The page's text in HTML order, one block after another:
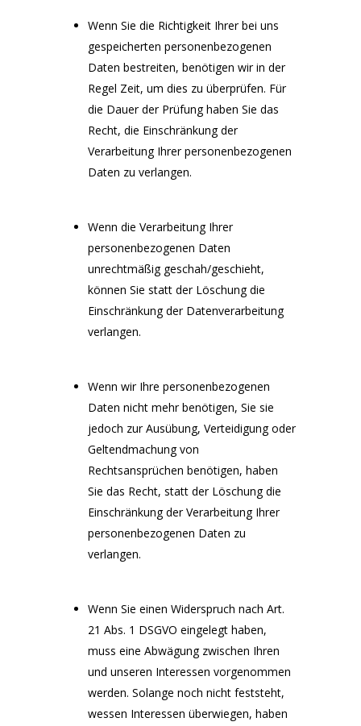
Wenn Sie die Richtigkeit Ihrer bei uns
gespeicherten personenbezogenen
Daten bestreiten, benötigen wir in der
Regel Zeit, um dies zu überprüfen. Für
die Dauer der Prüfung haben Sie das
Recht, die Einschränkung der
Verarbeitung Ihrer personenbezogenen
Daten zu verlangen.
Wenn die Verarbeitung Ihrer
personenbezogenen Daten
unrechtmäßig geschah/geschieht,
können Sie statt der Löschung die
Einschränkung der Datenverarbeitung
verlangen.
Wenn wir Ihre personenbezogenen
Daten nicht mehr benötigen, Sie sie
jedoch zur Ausübung, Verteidigung oder
Geltendmachung von
Rechtsansprüchen benötigen, haben
Sie das Recht, statt der Löschung die
Einschränkung der Verarbeitung Ihrer
personenbezogenen Daten zu
verlangen.
Wenn Sie einen Widerspruch nach Art.
21 Abs. 1 DSGVO eingelegt haben,
muss eine Abwägung zwischen Ihren
und unseren Interessen vorgenommen
werden. Solange noch nicht feststeht,
wessen Interessen überwiegen, haben